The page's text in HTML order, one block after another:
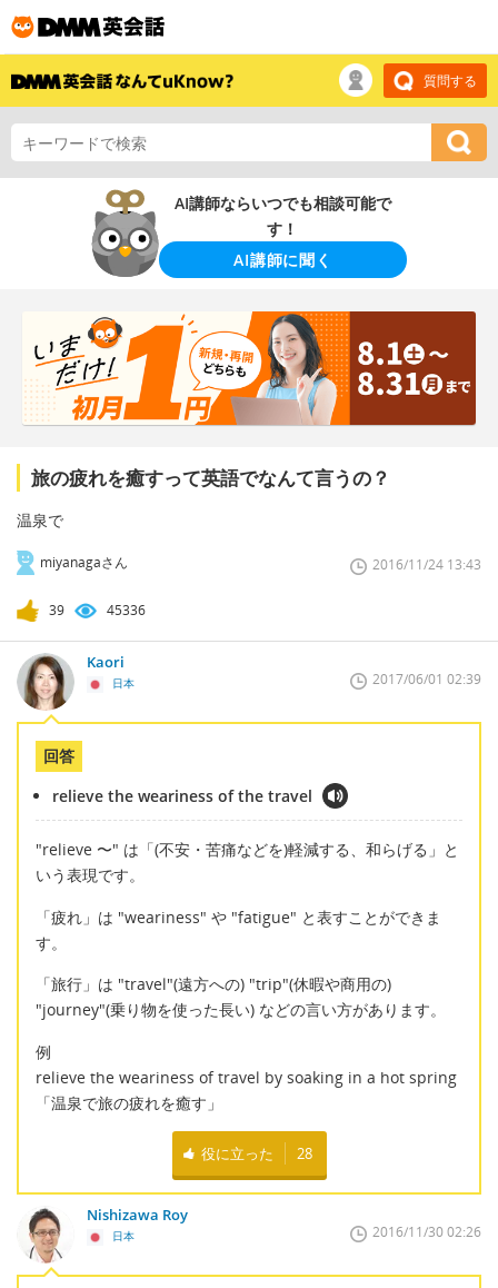
質問する
AI講師ならいつでも相談可能で
す！
AI講師に聞く
旅の疲れを癒すって英語でなんて言うの？
温泉で
miyanagaさん 2016/11/24 13:43
39 45336
Kaori
日本 2017/06/01 02:39
回答
relieve the weariness of the travel
"relieve 〜" は「(不安・苦痛などを)軽減する、和らげる」と
いう表現です。
「疲れ」は "weariness" や "fatigue" と表すことができま
す。
「旅行」は "travel"(遠方への) "trip"(休暇や商用の)
"journey"(乗り物を使った長い) などの言い方があります。
例
relieve the weariness of travel by soaking in a hot spring
「温泉で旅の疲れを癒す」
役に立った 28
Nishizawa Roy
日本 2016/11/30 02:26